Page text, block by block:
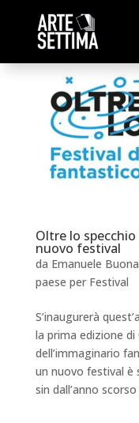
Oltre lo
nuovo festival
da Emanuele
paese per Festival
S’inaugurerà
la prima edizione
dell’immaginario
un nuovo festival
sin dall’anno scorso